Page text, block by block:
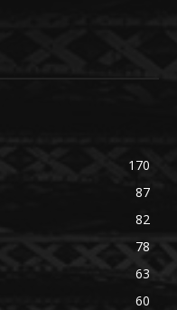
170
87
82
78
63
60